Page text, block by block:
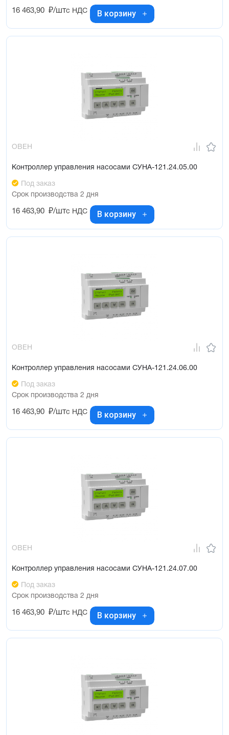
16 463,90 ₽/штс НДС В корзину
ОВЕН
Контроллер управления насосами СУНА-121.24.05.00
Под заказ
Срок производства 2 дня
16 463,90 ₽/штс НДС В корзину
ОВЕН
Контроллер управления насосами СУНА-121.24.06.00
Под заказ
Срок производства 2 дня
16 463,90 ₽/штс НДС В корзину
ОВЕН
Контроллер управления насосами СУНА-121.24.07.00
Под заказ
Срок производства 2 дня
16 463,90 ₽/штс НДС В корзину